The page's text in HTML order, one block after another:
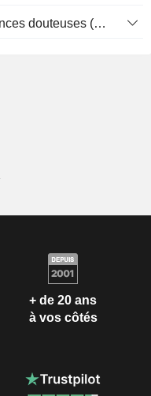
Provision cumulée pour créances douteuses (Supple)
+ de 20 ans
à vos côtés